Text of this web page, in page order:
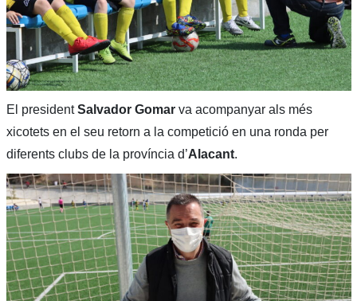
El presidentSalvador Gomarva acompanyar als més
xicotets en el seu retorn a la competició en una ronda per
diferents clubs de la província d’Alacant.